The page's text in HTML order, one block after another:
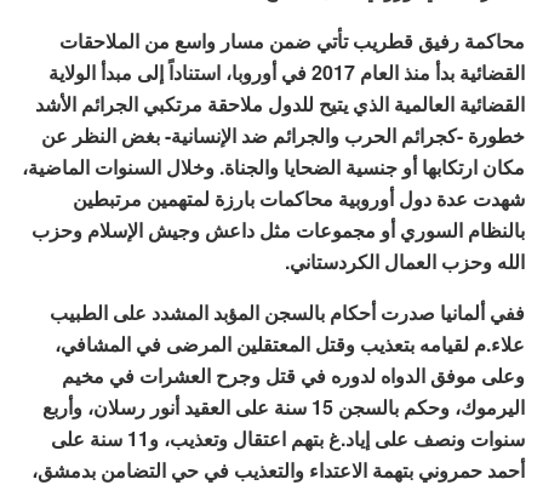
محاكمة رفيق قطريب تأتي ضمن مسار واسع من الملاحقات
القضائية بدأ منذ العام 2017 في أوروبا، استناداً إلى مبدأ الولاية
القضائية العالمية الذي يتيح للدول ملاحقة مرتكبي الجرائم الأشد
خطورة -كجرائم الحرب والجرائم ضد الإنسانية- بغض النظر عن
مكان ارتكابها أو جنسية الضحايا والجناة. وخلال السنوات الماضية،
شهدت عدة دول أوروبية محاكمات بارزة لمتهمين مرتبطين
بالنظام السوري أو مجموعات مثل داعش وجيش الإسلام وحزب
الله وحزب العمال الكردستاني.
ففي ألمانيا صدرت أحكام بالسجن المؤبد المشدد على الطبيب
علاء.م لقيامه بتعذيب وقتل المعتقلين المرضى في المشافي،
وعلى موفق الدواه لدوره في قتل وجرح العشرات في مخيم
اليرموك، وحكم بالسجن 15 سنة على العقيد أنور رسلان، وأربع
سنوات ونصف على إياد.غ بتهم اعتقال وتعذيب، و11 سنة على
أحمد حمروني بتهمة الاعتداء والتعذيب في حي التضامن بدمشق،